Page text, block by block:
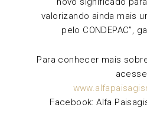
valorizando ainda mais
pelo CONDEPAC”,
Para conhecer mais
Facebook: Alfa